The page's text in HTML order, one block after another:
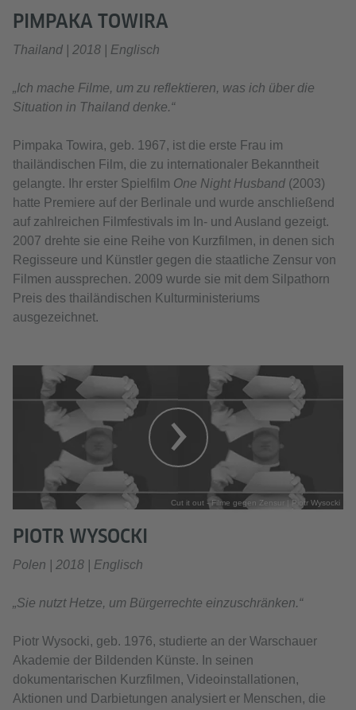
PIMPAKA TOWIRA
Thailand | 2018 | Englisch
„Ich mache Filme, um zu reflektieren, was ich über die
Situation in Thailand denke.“
Pimpaka Towira, geb. 1967, ist die erste Frau im
thailändischen Film, die zu internationaler Bekanntheit
gelangte. Ihr erster Spielfilm One Night Husband (2003)
hatte Premiere auf der Berlinale und wurde anschließend
auf zahlreichen Filmfestivals im In- und Ausland gezeigt.
2007 drehte sie eine Reihe von Kurzfilmen, in denen sich
Regisseure und Künstler gegen die staatliche Zensur von
Filmen aussprechen. 2009 wurde sie mit dem Silpathorn
Preis des thailändischen Kulturministeriums
ausgezeichnet.
Cut it out - Filme gegen Zensur | Piotr Wysocki
PIOTR WYSOCKI
Polen | 2018 | Englisch
„Sie nutzt Hetze, um Bürgerrechte einzuschränken.“
Piotr Wysocki, geb. 1976, studierte an der Warschauer
Akademie der Bildenden Künste. In seinen
dokumentarischen Kurzfilmen, Videoinstallationen,
Aktionen und Darbietungen analysiert er Menschen, die